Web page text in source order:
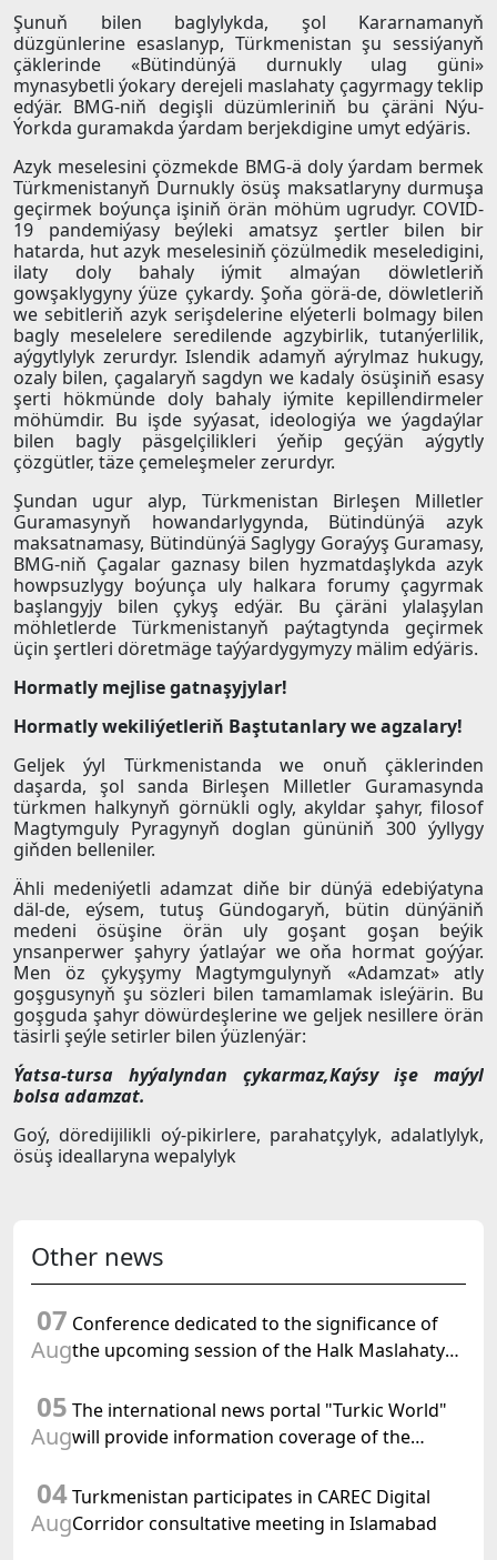
Şunuň bilen baglylykda, şol Kararnamanyň
düzgünlerine esaslanyp, Türkmenistan şu sessiýanyň
çäklerinde «Bütindünýä durnukly ulag güni»
mynasybetli ýokary derejeli maslahaty çagyrmagy teklip
edýär. BMG-niň degişli düzümleriniň bu çäräni Nýu-
Ýorkda guramakda ýardam berjekdigine umyt edýäris.
Azyk meselesini çözmekde BMG-ä doly ýardam bermek
Türkmenistanyň Durnukly ösüş maksatlaryny durmuşa
geçirmek boýunça işiniň örän möhüm ugrudyr. СOVID-
19 pandemiýasy beýleki amatsyz şertler bilen bir
hatarda, hut azyk meselesiniň çözülmedik meseledigini,
ilaty doly bahaly iýmit almaýan döwletleriň
gowşaklygyny ýüze çykardy. Şoňa görä-de, döwletleriň
we sebitleriň azyk serişdelerine elýeterli bolmagy bilen
bagly meselelere seredilende agzybirlik, tutanýerlilik,
aýgytlylyk zerurdyr. Islendik adamyň aýrylmaz hukugy,
ozaly bilen, çagalaryň sagdyn we kadaly ösüşiniň esasy
şerti hökmünde doly bahaly iýmite kepillendirmeler
möhümdir. Bu işde syýasat, ideologiýa we ýagdaýlar
bilen bagly päsgelçilikleri ýeňip geçýän aýgytly
çözgütler, täze çemeleşmeler zerurdyr.
Şundan ugur alyp, Türkmenistan Birleşen Milletler
Guramasynyň howandarlygynda, Bütindünýä azyk
maksatnamasy, Bütindünýä Saglygy Goraýyş Guramasy,
BMG-niň Çagalar gaznasy bilen hyzmatdaşlykda azyk
howpsuzlygy boýunça uly halkara forumy çagyrmak
başlangyjy bilen çykyş edýär. Bu çäräni ylalaşylan
möhletlerde Türkmenistanyň paýtagtynda geçirmek
üçin şertleri döretmäge taýýardygymyzy mälim edýäris.
Hormatly mejlise gatnaşyjylar!
Hormatly wekiliýetleriň Baştutanlary we agzalary!
Geljek ýyl Türkmenistanda we onuň çäklerinden
daşarda, şol sanda Birleşen Milletler Guramasynda
türkmen halkynyň görnükli ogly, akyldar şahyr, filosof
Magtymguly Pyragynyň doglan gününiň 300 ýyllygy
giňden belleniler.
Ähli medeniýetli adamzat diňe bir dünýä edebiýatyna
däl-de, eýsem, tutuş Gündogaryň, bütin dünýäniň
medeni ösüşine örän uly goşant goşan beýik
ynsanperwer şahyry ýatlaýar we oňa hormat goýýar.
Men öz çykyşymy Magtymgulynyň «Adamzat» atly
goşgusynyň şu sözleri bilen tamamlamak isleýärin. Bu
goşguda şahyr döwürdeşlerine we geljek nesillere örän
täsirli şeýle setirler bilen ýüzlenýär:
Ýatsa-tursa hyýalyndan çykarmaz,Kaýsy işe maýyl
bolsa adamzat.
Goý, döredijilikli oý-pikirlere, parahatçylyk, adalatlylyk,
ösüş ideallaryna wepalylyk
Other news
07
Aug
Conference dedicated to the significance of
the upcoming session of the Halk Maslahaty
of International Law, 2028" was held in Baku
05
Aug
The international news portal "Turkic World"
will provide information coverage of the
meeting of the Halk Maslahaty of
Turkmenistan
04
Aug
Turkmenistan participates in CAREC Digital
Corridor consultative meeting in Islamabad